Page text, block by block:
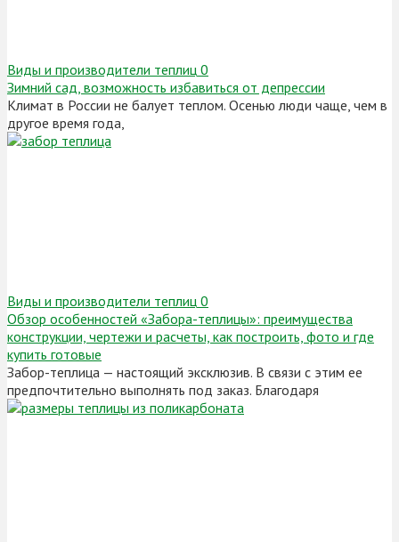
Виды и производители теплиц 0
Зимний сад, возможность избавиться от депрессии
Климат в России не балует теплом. Осенью люди чаще, чем в
другое время года,
Виды и производители теплиц 0
Обзор особенностей «Забора-теплицы»: преимущества
конструкции, чертежи и расчеты, как построить, фото и где
купить готовые
Забор-теплица — настоящий эксклюзив. В связи с этим ее
предпочтительно выполнять под заказ. Благодаря